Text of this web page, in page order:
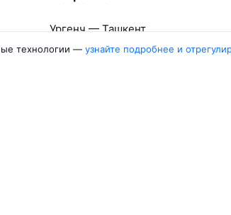
Ургенч — Ташкент
Ташкент — Бухара
Термез — Ташкент
технологии — узнайте подробнее и